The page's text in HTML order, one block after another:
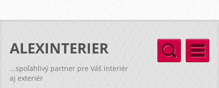
ALEXINTERIER
...spoľahlivý partner pre Váš interiér
aj exteriér